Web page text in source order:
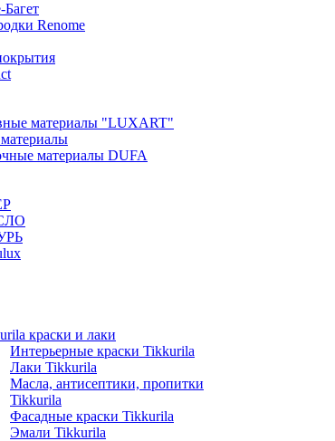
Renome
материалы "LUXART"
материалы DUFA
краски и лаки
Интерьерные краски Tikkurila
Лаки Tikkurila
Масла, антисептики, пропитки
Tikkurila
Фасадные краски Tikkurila
Эмали Tikkurila